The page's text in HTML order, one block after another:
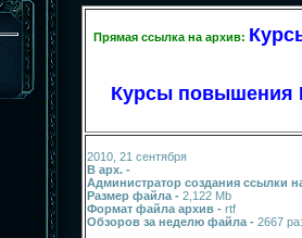
Прямая ссылка на архив:
Курсы повышения
2010, 21 сентября
В арх. -
Администратор создания ссылки
Размер файла - 2,122 Mb
Формат файла архив - rtf
Обзоров за неделю файла - 2667